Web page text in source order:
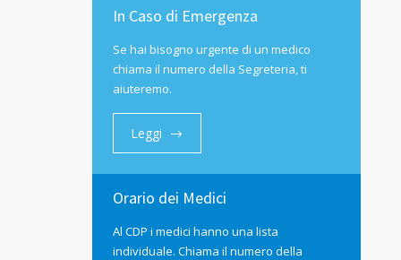
In Caso di Emergenza
Se hai bisogno urgente di un medico
chiama il numero della Segreteria, ti
aiuteremo.
Leggi
Orario dei Medici
Al CDP i medici hanno una lista
individuale. Chiama il numero della